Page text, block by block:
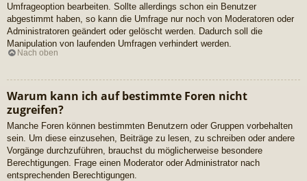
Umfrageoption bearbeiten. Sollte allerdings schon ein Benutzer
abgestimmt haben, so kann die Umfrage nur noch von Moderatoren oder
Administratoren geändert oder gelöscht werden. Dadurch soll die
Manipulation von laufenden Umfragen verhindert werden.
Nach oben
Warum kann ich auf bestimmte Foren nicht
zugreifen?
Manche Foren können bestimmten Benutzern oder Gruppen vorbehalten
sein. Um diese einzusehen, Beiträge zu lesen, zu schreiben oder andere
Vorgänge durchzuführen, brauchst du möglicherweise besondere
Berechtigungen. Frage einen Moderator oder Administrator nach
entsprechenden Berechtigungen.